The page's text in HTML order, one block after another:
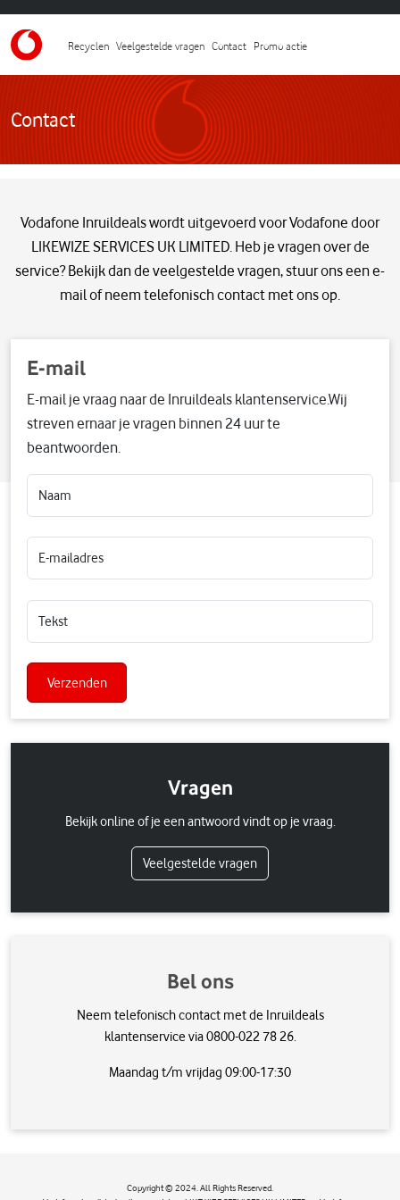
Recyclen Veelgestelde vragen Contact Promo actie
Contact
Vodafone Inruildeals wordt uitgevoerd voor Vodafone door
LIKEWIZE SERVICES UK LIMITED. Heb je vragen over de
service? Bekijk dan de veelgestelde vragen, stuur ons een e-
mail of neem telefonisch contact met ons op.
E-mail
E-mail je vraag naar de Inruildeals klantenservice.Wij
streven ernaar je vragen binnen 24 uur te
beantwoorden.
Verzenden
Vragen
Bekijk online of je een antwoord vindt op je vraag.
Veelgestelde vragen
Bel ons
Neem telefonisch contact met de Inruildeals
klantenservice via 0800-022 78 26.
Maandag t/m vrijdag 09:00-17:30
Copyright © 2024. All Rights Reserved.